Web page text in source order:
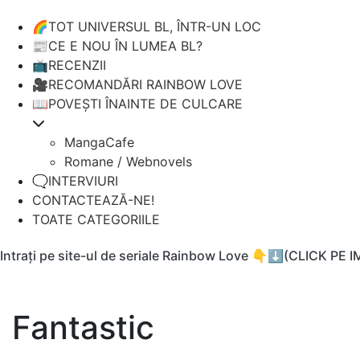
🌈TOT UNIVERSUL BL, ÎNTR-UN LOC
📰CE E NOU ÎN LUMEA BL?
📺RECENZII
🎥RECOMANDĂRI RAINBOW LOVE
📖POVEȘTI ÎNAINTE DE CULCARE
MangaCafe
Romane / Webnovels
🗨️INTERVIURI
CONTACTEAZĂ-NE!
TOATE CATEGORIILE
Intrați pe site-ul de seriale Rainbow Love 👇⬇️(CLICK PE
Fantastic